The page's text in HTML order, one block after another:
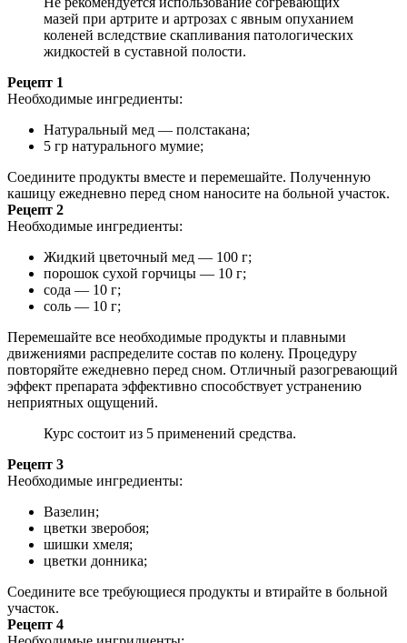
мазей при артрите и артрозах с явным опуханием
коленей вследствие скапливания патологических
жидкостей в суставной полости.
Рецепт 1
Необходимые ингредиенты:
Натуральный мед — полстакана;
5 гр натурального мумие;
Соедините продукты вместе и перемешайте. Полученную
кашицу ежедневно перед сном наносите на больной участок.
Рецепт 2
Необходимые ингредиенты:
Жидкий цветочный мед — 100 г;
порошок сухой горчицы — 10 г;
сода — 10 г;
соль — 10 г;
Перемешайте все необходимые продукты и плавными
движениями распределите состав по колену. Процедуру
повторяйте ежедневно перед сном. Отличный разогревающий
эффект препарата эффективно способствует устранению
неприятных ощущений.
Курс состоит из 5 применений средства.
Рецепт 3
Необходимые ингредиенты:
Вазелин;
цветки зверобоя;
шишки хмеля;
цветки донника;
Соедините все требующиеся продукты и втирайте в больной
участок.
Рецепт 4